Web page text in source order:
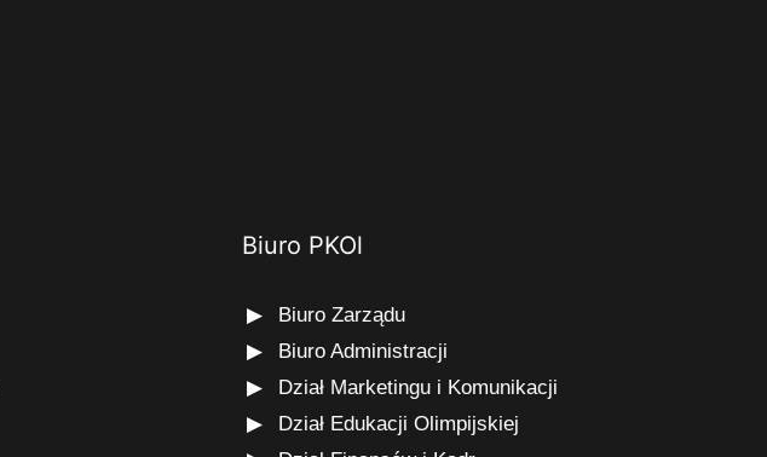
Biuro PKOl
Biuro Zarządu
Biuro Administracji
Dział Marketingu i Komunikacji
Dział Edukacji Olimpijskiej